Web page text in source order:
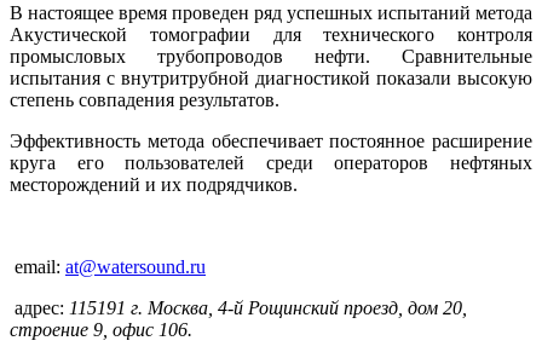
В настоящее время проведен ряд успешных испытаний метода
Акустической томографии для технического контроля
промысловых трубопроводов нефти. Сравнительные
испытания с внутритрубной диагностикой показали высокую
степень совпадения результатов.
Эффективность метода обеспечивает постоянное расширение
круга его пользователей среди операторов нефтяных
месторождений и их подрядчиков.
email: at@watersound.ru
адрес: 115191 г. Москва, 4-й Рощинский проезд, дом 20,
строение 9, офис 106.